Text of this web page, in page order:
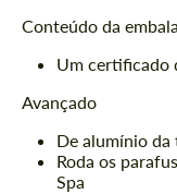
Conteúdo da
Um certificado
Avançado
De alumínio da
Roda os
Spa